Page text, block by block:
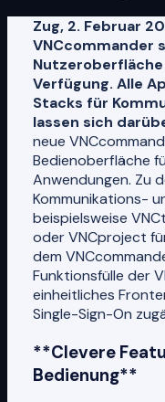
Zug, 2. Februar
VNCcommander
Nutzeroberfläche
Verfügung. Alle
Stacks für
lassen sich
neue
Bedienoberfläche
Anwendungen. Zu
Kommunikations-
beispielsweise
oder VNCproject
dem
Funktionsfülle der
einheitliches
Single-Sign-On
**Clevere
Bedienung**